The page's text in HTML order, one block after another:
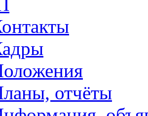
отчёты